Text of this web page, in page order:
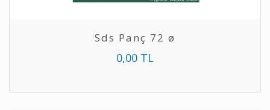
Sds Panç 72 ø
0,00 TL